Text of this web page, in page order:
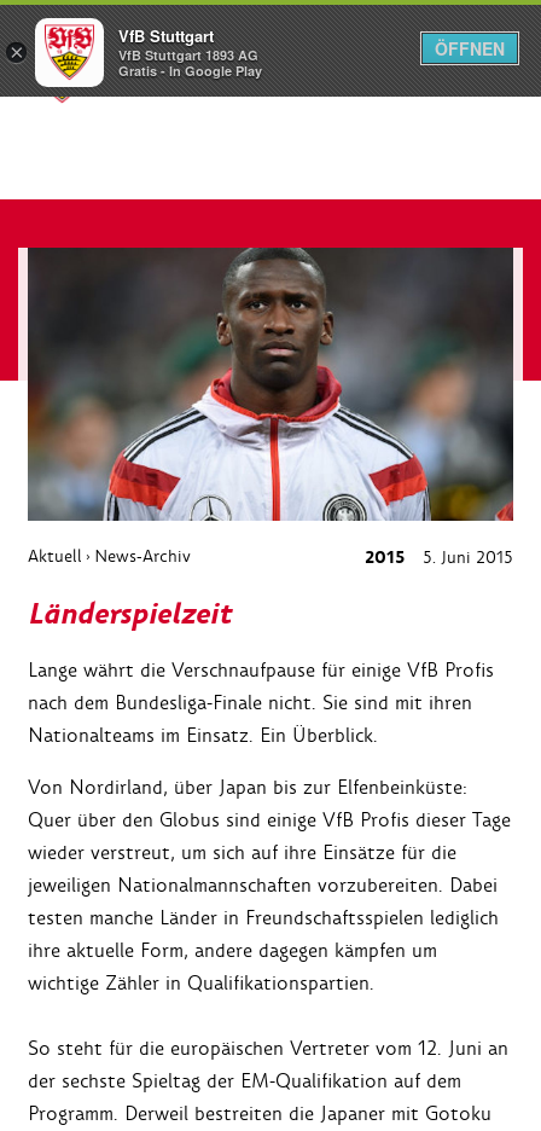
Menü
Aktuell › News-Archiv 2015 5. Juni 2015
Länderspielzeit
Lange währt die Verschnaufpause für einige VfB Profis
nach dem Bundesliga-Finale nicht. Sie sind mit ihren
Nationalteams im Einsatz. Ein Überblick.
Von Nordirland, über Japan bis zur Elfenbeinküste:
Quer über den Globus sind einige VfB Profis dieser Tage
wieder verstreut, um sich auf ihre Einsätze für die
jeweiligen Nationalmannschaften vorzubereiten. Dabei
testen manche Länder in Freundschaftsspielen lediglich
ihre aktuelle Form, andere dagegen kämpfen um
wichtige Zähler in Qualifikationspartien.
So steht für die europäischen Vertreter vom 12. Juni an
der sechste Spieltag der EM-Qualifikation auf dem
Programm. Derweil bestreiten die Japaner mit Gotoku
×
VfB Stuttgart
VfB Stuttgart 1893 AG
Gratis - In Google Play
ÖFFNEN